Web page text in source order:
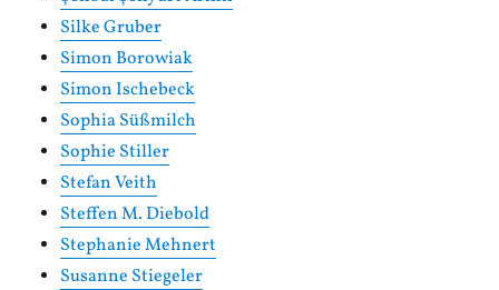
Silke Gruber
Simon Borowiak
Simon Ischebeck
Sophia Süßmilch
Sophie Stiller
Stefan Veith
Steffen M. Diebold
Stephanie Mehnert
Susanne Stiegeler